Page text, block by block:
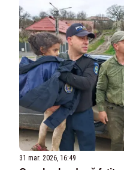
31 mar. 2026, 16:49